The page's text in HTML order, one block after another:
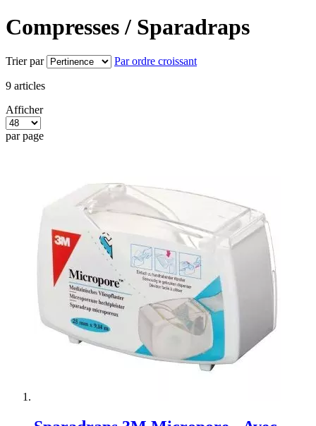
Compresses / Sparadraps
Trier par Par ordre croissant
9 articles
Afficher
par page